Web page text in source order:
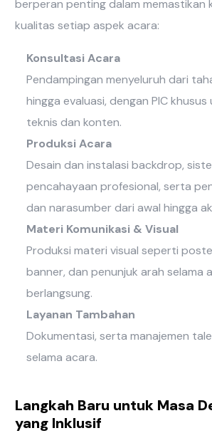
berperan penting dalam memastikan
kualitas setiap aspek acara:
Konsultasi Acara
Pendampingan menyeluruh dari
hingga evaluasi, dengan PIC
teknis dan konten.
Produksi Acara
Desain dan instalasi backdrop,
pencahayaan profesional, serta
dan narasumber dari awal hingga
Materi Komunikasi & Visual
Produksi materi visual seperti
banner, dan penunjuk arah selama
berlangsung.
Layanan Tambahan
Dokumentasi, serta manajemen
selama acara.
Langkah Baru untuk Masa
yang Inklusif